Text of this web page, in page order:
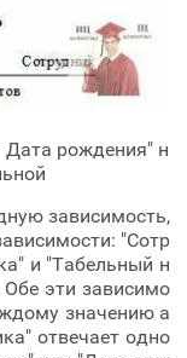
Дата рождения" н
зависимость,
"Сотр
и "Табельный н
эти зависимо
значению а
отвечает одно